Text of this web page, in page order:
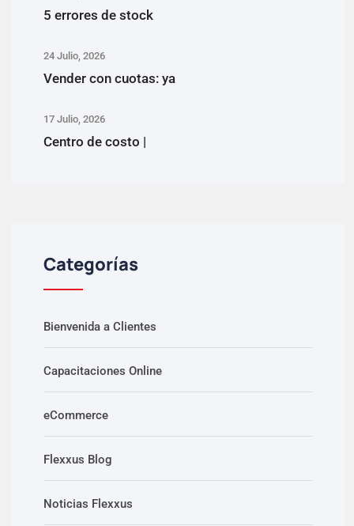
5 errores de stock
24 Julio, 2026
Vender con cuotas: ya
17 Julio, 2026
Centro de costo |
Categorías
Bienvenida a Clientes
Capacitaciones Online
eCommerce
Flexxus Blog
Noticias Flexxus